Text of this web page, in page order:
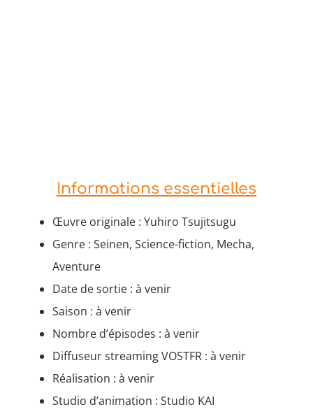
Informations essentielles
Œuvre originale : Yuhiro Tsujitsugu
Genre : Seinen, Science-fiction, Mecha,
Aventure
Date de sortie : à venir
Saison : à venir
Nombre d’épisodes : à venir
Diffuseur streaming VOSTFR : à venir
Réalisation : à venir
Studio d’animation : Studio KAI